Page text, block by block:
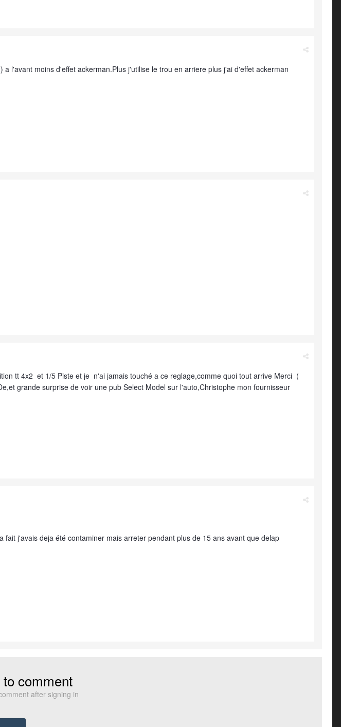
l'avant moins d'effet ackerman.Plus j'utilise le trou en arriere plus j'ai d'effet ackerman
tt 4x2 et 1/5 Piste et je n'ai jamais touché a ce reglage,comme quoi tout arrive Merci (
grande surprise de voir une pub Select Model sur l'auto,Christophe mon fournisseur
j'avais deja été contaminer mais arreter pendant plus de 15 ans avant que delap
comment
after signing in